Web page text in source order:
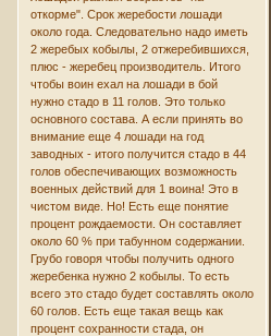
откорме". Срок жеребости лошади
около года. Следовательно надо иметь
2 жеребых кобылы, 2 отжеребившихся,
плюс - жеребец производитель. Итого
чтобы воин ехал на лошади в бой
нужно стадо в 11 голов. Это только
основного состава. А если принять во
внимание еще 4 лошади на год
заводных - итого получится стадо в 44
голов обеспечивающих возможность
военных действий для 1 воина! Это в
чистом виде. Но! Есть еще понятие
процент рождаемости. Он составляет
около 60 % при табунном содержании.
Грубо говоря чтобы получить одного
жеребенка нужно 2 кобылы. То есть
всего это стадо будет составлять около
60 голов. Есть еще такая вещь как
процент сохранности стада, он